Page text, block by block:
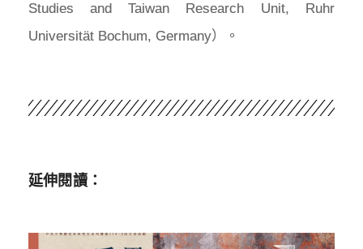
Studies and Taiwan Research Unit, Ruhr
Universität Bochum, Germany）。
延伸閱讀：